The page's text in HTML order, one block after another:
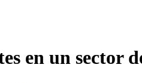
en un sector